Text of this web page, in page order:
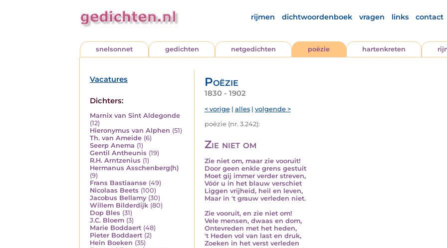
rijmen dichtwoordenboek vragen links contact
snelsonnet gedichten netgedichten poëzie hartenkreten
Vacatures
Dichters:
Marnix van Sint Aldegonde
(12)
Hieronymus van Alphen (51)
Th. van Ameide (6)
Seerp Anema (1)
Gentil Antheunis (19)
R.H. Arntzenius (1)
Hermanus Asschenberg(h)
(9)
Frans Bastiaanse (49)
Nicolaas Beets (100)
Jacobus Bellamy (30)
Willem Bilderdijk (80)
Dop Bles (31)
J.C. Bloem (3)
Marie Boddaert (48)
Pieter Boddaert (2)
Hein Boeken (35)
Poëzie
1830 - 1902
< vorige| alles| volgende >
poëzie (nr. 3.242):
Zie niet om
Zie niet om, maar zie vooruit!
Door geen enkle grens gestuit
Moet gij immer verder streven,
Vóór u in het blauw verschiet
Liggen vrijheid, heil en leven,
Maar in 't grauw verleden niet.
Zie vooruit, en zie niet om!
Vele mensen, dwaas en dom,
Ontevreden met het heden,
't Heden vol van last en druk,
Zoeken in het verst verleden